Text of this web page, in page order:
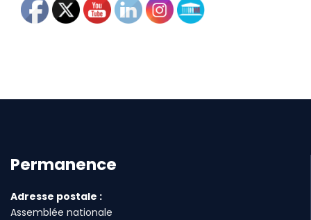
Permanence
Adresse postale :
Assemblée nationale